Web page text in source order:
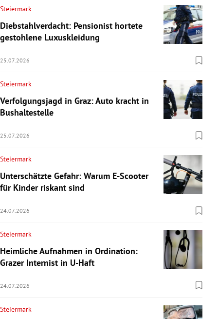
Steiermark
Diebstahlverdacht: Pensionist hortete
gestohlene Luxuskleidung
25.07.2026
Steiermark
Verfolgungsjagd in Graz: Auto kracht in
Bushaltestelle
25.07.2026
Steiermark
Unterschätzte Gefahr: Warum E-Scooter
für Kinder riskant sind
24.07.2026
Steiermark
Heimliche Aufnahmen in Ordination:
Grazer Internist in U-Haft
24.07.2026
Steiermark